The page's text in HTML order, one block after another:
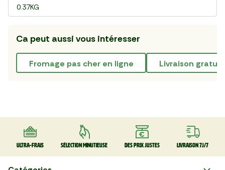
0.37KG
Ca peut aussi vous intéresser
fromage pas cher en ligne livraison
Ultra-frais Sélection minutieuse Des prix justes Livraison 7J/7